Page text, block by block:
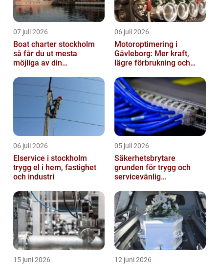
07 juli 2026
Boat charter stockholm
så får du ut mesta
möjliga av din
06 juli 2026
Motoroptimering i
Gävleborg: Mer kraft,
lägre förbrukning och
06 juli 2026
Elservice i stockholm
trygg el i hem, fastighet
och industri
05 juli 2026
Säkerhetsbrytare
grunden för trygg och
servicevänlig
15 juni 2026 12 juni 2026